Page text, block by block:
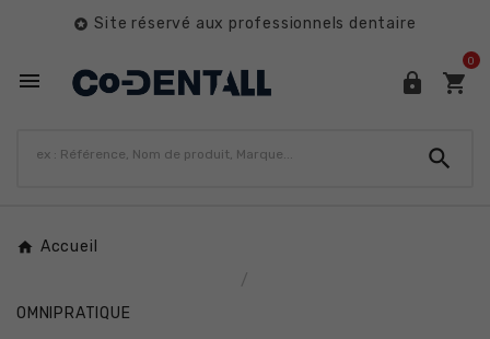
 Site réservé aux professionnels dentaire
  
0

Accueil
OMNIPRATIQUE